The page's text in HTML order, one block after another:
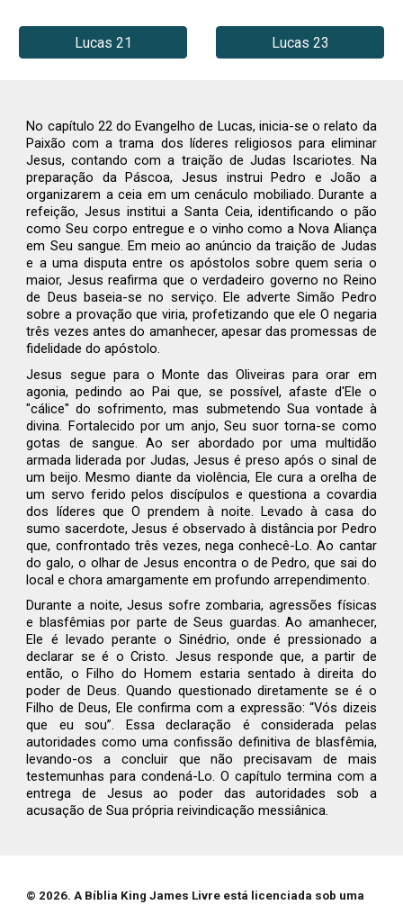
Lucas 21 Lucas 23
No capítulo 22 do Evangelho de Lucas, inicia-se o relato da
Paixão com a trama dos líderes religiosos para eliminar
Jesus, contando com a traição de Judas Iscariotes. Na
preparação da Páscoa, Jesus instrui Pedro e João a
organizarem a ceia em um cenáculo mobiliado. Durante a
refeição, Jesus institui a Santa Ceia, identificando o pão
como Seu corpo entregue e o vinho como a Nova Aliança
em Seu sangue. Em meio ao anúncio da traição de Judas
e a uma disputa entre os apóstolos sobre quem seria o
maior, Jesus reafirma que o verdadeiro governo no Reino
de Deus baseia-se no serviço. Ele adverte Simão Pedro
sobre a provação que viria, profetizando que ele O negaria
três vezes antes do amanhecer, apesar das promessas de
fidelidade do apóstolo.
Jesus segue para o Monte das Oliveiras para orar em
agonia, pedindo ao Pai que, se possível, afaste d'Ele o
"cálice" do sofrimento, mas submetendo Sua vontade à
divina. Fortalecido por um anjo, Seu suor torna-se como
gotas de sangue. Ao ser abordado por uma multidão
armada liderada por Judas, Jesus é preso após o sinal de
um beijo. Mesmo diante da violência, Ele cura a orelha de
um servo ferido pelos discípulos e questiona a covardia
dos líderes que O prendem à noite. Levado à casa do
sumo sacerdote, Jesus é observado à distância por Pedro
que, confrontado três vezes, nega conhecê-Lo. Ao cantar
do galo, o olhar de Jesus encontra o de Pedro, que sai do
local e chora amargamente em profundo arrependimento.
Durante a noite, Jesus sofre zombaria, agressões físicas
e blasfêmias por parte de Seus guardas. Ao amanhecer,
Ele é levado perante o Sinédrio, onde é pressionado a
declarar se é o Cristo. Jesus responde que, a partir de
então, o Filho do Homem estaria sentado à direita do
poder de Deus. Quando questionado diretamente se é o
Filho de Deus, Ele confirma com a expressão: “Vós dizeis
que eu sou”. Essa declaração é considerada pelas
autoridades como uma confissão definitiva de blasfêmia,
levando-os a concluir que não precisavam de mais
testemunhas para condená-Lo. O capítulo termina com a
entrega de Jesus ao poder das autoridades sob a
acusação de Sua própria reivindicação messiânica.
© 2026. A Bíblia King James Livre está licenciada sob uma